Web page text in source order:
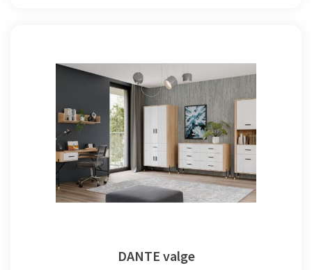
DANTE valge